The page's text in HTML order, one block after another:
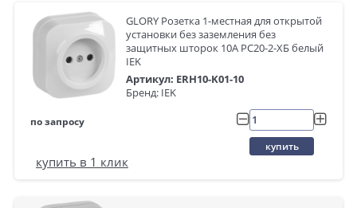
GLORY Розетка 1-местная для открытой
установки без заземления без
защитных шторок 10А РС20-2-ХБ белый
IEK
Артикул: ERH10-K01-10
Бренд: IEK
по запросу
купить
купить в 1 клик